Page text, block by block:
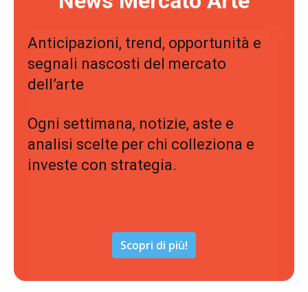
Anticipazioni, trend, opportunità e
segnali nascosti del mercato
dell’arte
Ogni settimana, notizie, aste e
analisi scelte per chi colleziona e
investe con strategia.
Scopri di più!